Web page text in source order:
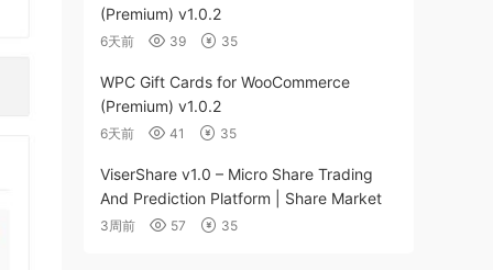
(Premium) v1.0.2
6天前 39 35
WPC Gift Cards for WooCommerce
(Premium) v1.0.2
6天前 41 35
ViserShare v1.0 – Micro Share Trading
And Prediction Platform | Share Market
3周前 57 35